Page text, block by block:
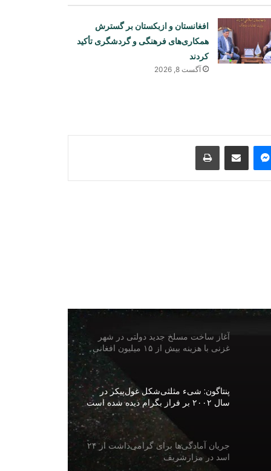
افغانستان و ازبکستان بر گسترش
همکاری‌های فرهنگی و گردشگری تأکید
کردند
آگست 8, 2026
Messenger
Share via Email
Print
بازداشت یک زن در پیوند به مرگ کودک
یک‌ونیم‌ساله در هرات
سنای امریکا طرح تشدید تحریم‌ها علیه
روسیه را تصویب کرد
آغاز ساخت مسلخ جدید دولتی در شهر
غزنی با هزینه بیش از ۱۵ میلیون افغانی
پنتاگون: شیء مثلثی‌شکل غول‌پیکر در
سال ۲۰۰۲ بر فراز بگرام دیده شده است
جریان آمادگی‌ها برای گرامی‌داشت از ۲۴
اسد در مزارشریف